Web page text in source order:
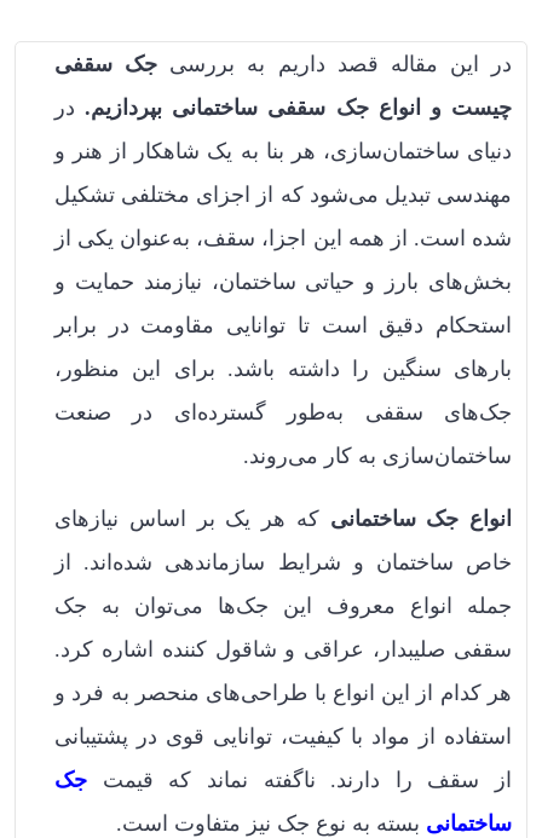
در این مقاله قصد داریم به بررسی جک سقفی
چیست و انواع جک سقفی ساختمانی بپردازیم. در
دنیای ساختمان‌سازی، هر بنا به یک شاهکار از هنر و
مهندسی تبدیل می‌شود که از اجزای مختلفی تشکیل
شده است. از همه این اجزا، سقف، به‌عنوان یکی از
بخش‌های بارز و حیاتی ساختمان، نیازمند حمایت و
استحکام دقیق است تا توانایی مقاومت در برابر
بارهای سنگین را داشته باشد. برای این منظور،
جک‌های سقفی به‌طور گسترده‌ای در صنعت
ساختمان‌سازی به کار می‌روند.
انواع جک ساختمانی که هر یک بر اساس نیازهای
خاص ساختمان و شرایط سازماندهی شده‌اند. از
جمله انواع معروف این جک‌ها می‌توان به جک
سقفی صلیبدار، عراقی و شاقول کننده اشاره کرد.
هر کدام از این انواع با طراحی‌های منحصر به فرد و
استفاده از مواد با کیفیت، توانایی قوی در پشتیبانی
از سقف را دارند. ناگفته نماند که قیمت جک‌
ساختمانی بسته به نوع جک نیز متفاوت است.